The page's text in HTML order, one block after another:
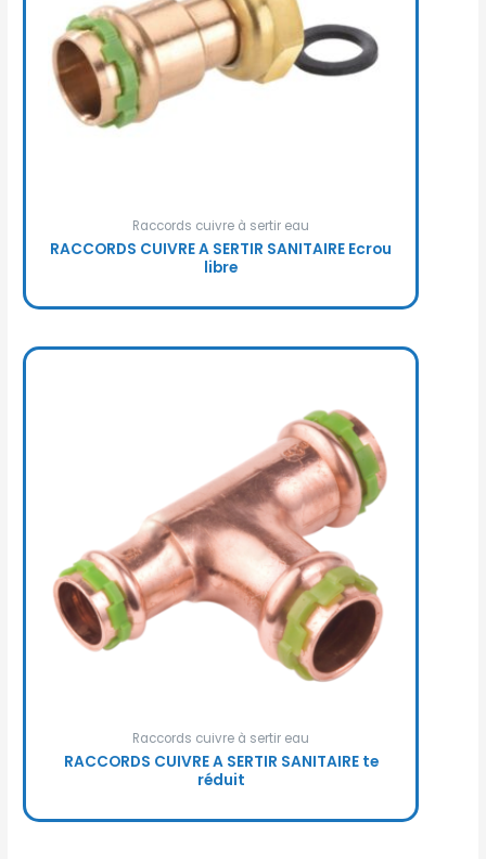
Raccords cuivre à sertir eau
RACCORDS CUIVRE A SERTIR SANITAIRE Ecrou
libre
Raccords cuivre à sertir eau
RACCORDS CUIVRE A SERTIR SANITAIRE te
réduit